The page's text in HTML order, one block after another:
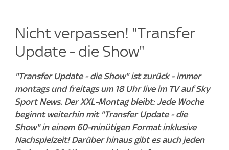
Nicht verpassen! "Transfer
Update - die Show"
"Transfer Update - die Show" ist zurück - immer
montags und freitags um 18 Uhr live im TV auf Sky
Sport News. Der XXL-Montag bleibt: Jede Woche
beginnt weiterhin mit "Transfer Update - die
Show" in einem 60-minütigen Format inklusive
Nachspielzeit! Darüber hinaus gibt es auch jeden